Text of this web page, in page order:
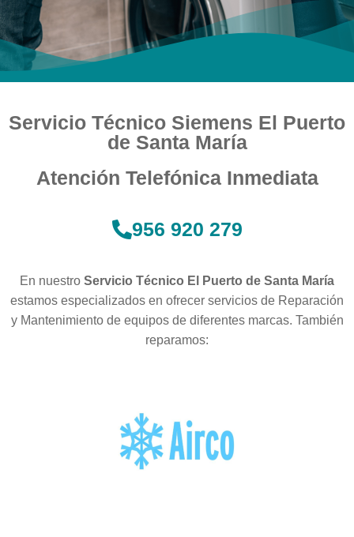
Servicio Técnico Siemens El Puerto
de Santa María
Atención Telefónica Inmediata
956 920 279
En nuestro Servicio Técnico El Puerto de Santa María
estamos especializados en ofrecer servicios de Reparación
y Mantenimiento de equipos de diferentes marcas. También
reparamos: